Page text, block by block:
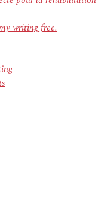
writing free.